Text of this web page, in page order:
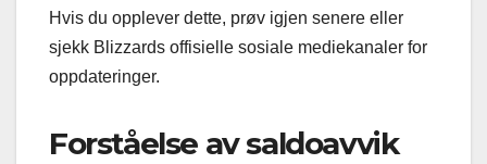
Hvis du opplever dette, prøv igjen senere eller
sjekk Blizzards offisielle sosiale mediekanaler for
oppdateringer.
Forståelse av saldoavvik